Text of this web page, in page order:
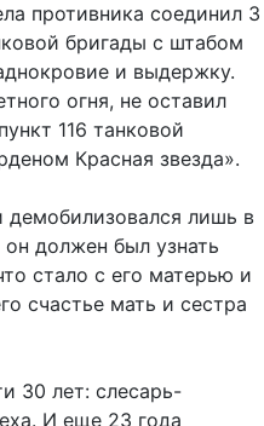
противника соединил 3
бригады с штабом
и выдержку.
огня, не оставил
116 танковой
Красная звезда».
лишь в
должен был узнать
стало с его матерью и
счастье мать и сестра
30 лет: слесарь-
И еще 23 года